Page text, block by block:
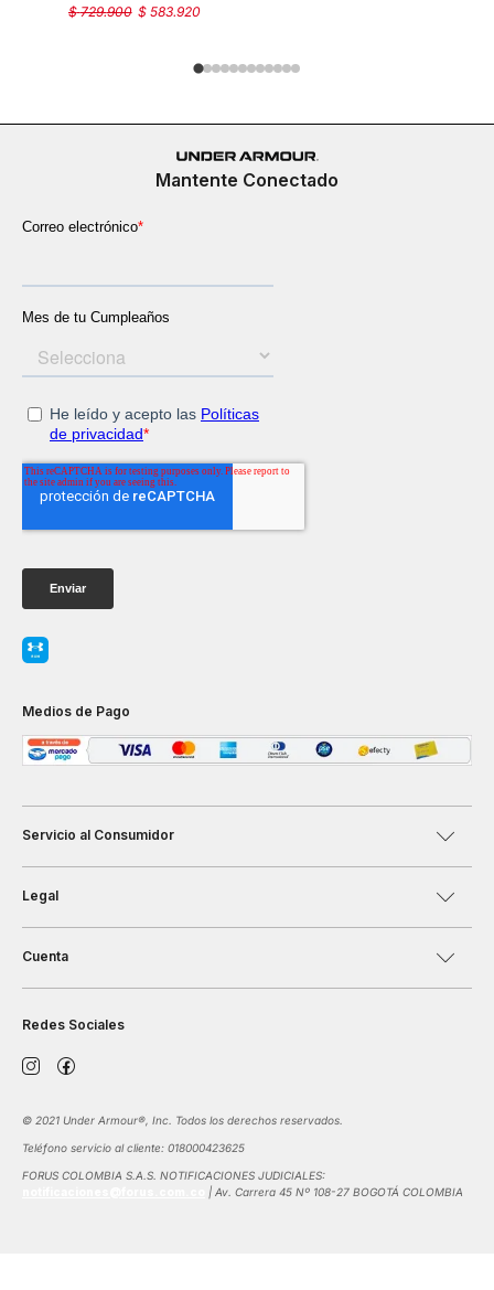
$ 583.920
$ 729.900
Mantente Conectado
Medios de Pago
Servicio al Consumidor
Legal
Cuenta
Redes Sociales
©️ 2021 Under Armour®️, Inc. Todos los derechos reservados.
Teléfono servicio al cliente: 018000423625
FORUS COLOMBIA S.A.S. NOTIFICACIONES JUDICIALES:
| Av. Carrera 45 Nº 108-27 BOGOTÁ COLOMBIA